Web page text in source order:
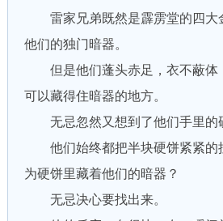
雷家兄弟既然是霹雳堂的四大
他们的独门暗器。
但是他们蓬头赤足，衣不蔽体
可以藏得住暗器的地方。
无忌忽然又想到了他们手里的
他们始终都把半块硬饼紧紧的
为硬饼里藏着他们的暗器？
无忌决心要找出来。